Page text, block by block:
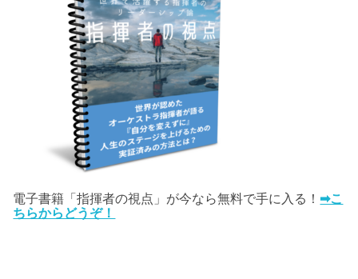
電子書籍「指揮者の視点」が今なら無料で手に入る！ ➡こ
ちらからどうぞ！